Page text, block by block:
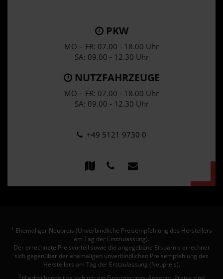
PKW
MO – FR: 07.00 - 18.00 Uhr
SA: 09.00 - 12.30 Uhr
NUTZFAHRZEUGE
MO – FR: 07.00 - 18.00 Uhr
SA: 09.00 - 12.30 Uhr
+49 5121 9730 0
1 Ehemaliger Neupreis (Unverbindliche Preisempfehlung des Herstellers
am Tag der Erstzulassung).
Der errechnete Preisvorteil sowie die angegebene Ersparnis errechnet
sich gegenüber der ehemaligen unverbindlichen Preisempfehlung des
Herstellers am Tag der Erstzulassung (Neupreis).
2